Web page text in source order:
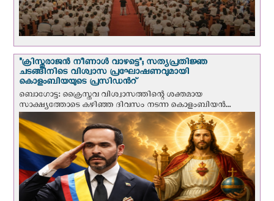
"ക്രിസ്തുരാജന്‍ നീണാള്‍ വാഴട്ടെ"; സത്യപ്രതിജ്ഞ
ചടങ്ങിനിടെ വിശ്വാസ പ്രഘോഷണവുമായി
കൊളംബിയയുടെ പ്രസിഡന്‍റ്
ബൊഗോട്ട: ക്രൈസ്തവ വിശ്വാസത്തിന്റെ ശക്തമായ
സാക്ഷ്യത്തോടെ കഴിഞ്ഞ ദിവസം നടന്ന കൊളംബിയന്‍...